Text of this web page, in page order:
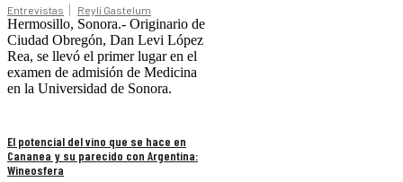
Entrevistas Reyli Gastelum
Hermosillo, Sonora.- Originario de
Ciudad Obregón, Dan Levi López
Rea, se llevó el primer lugar en el
examen de admisión de Medicina
en la Universidad de Sonora.
El potencial del vino que se hace en
Cananea y su parecido con Argentina:
Wineosfera